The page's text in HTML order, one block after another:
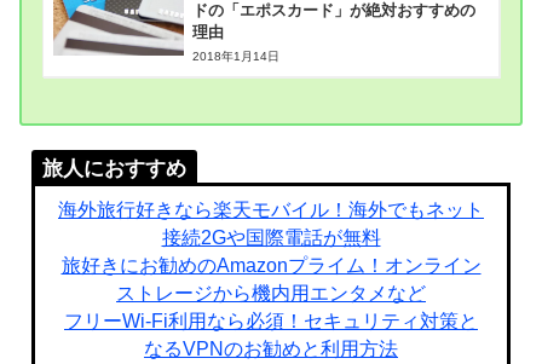
ドの「エポスカード」が絶対おすすめの
理由
2018年1月14日
旅人におすすめ
海外旅行好きなら楽天モバイル！海外でもネット
接続2Gや国際電話が無料
旅好きにお勧めのAmazonプライム！オンライン
ストレージから機内用エンタメなど
フリーWi-Fi利用なら必須！セキュリティ対策と
なるVPNのお勧めと利用方法